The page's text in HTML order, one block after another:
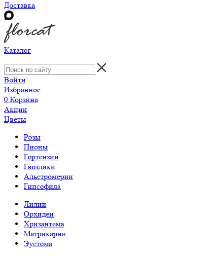
Доставка
Каталог
Войти
Избранное
0 Корзина
Акции
Цветы
Розы
Пионы
Гортензии
Гвоздики
Альстромерии
Гипсофила
Лилии
Орхидеи
Хризантема
Матрикарии
Эустома